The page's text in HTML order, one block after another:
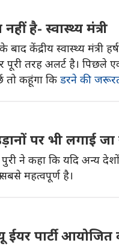
है- स्वास्थ्य मंत्री
केंद्रीय स्वास्थ्य मंत्री
पूरी तरह अलर्ट है।
कहूंगा कि डरने की
पर भी लगाई
पुरी ने कहा कि यदि अन्य
सबसे महत्वपूर्ण है।
पार्टी आयोजित